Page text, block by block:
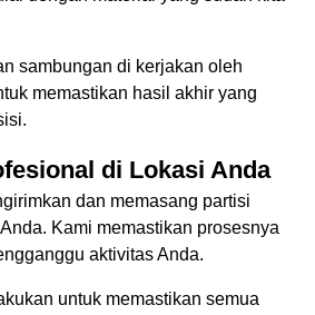
sambungan di kerjakan oleh
memastikan hasil akhir yang
di Lokasi Anda
dan memasang partisi
Kami memastikan prosesnya
aktivitas Anda.
untuk memastikan semua